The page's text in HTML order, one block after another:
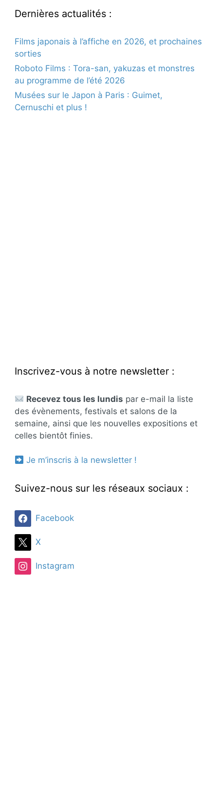
Dernières actualités :
Films japonais à l’affiche en 2026, et prochaines
sorties
Roboto Films : Tora-san, yakuzas et monstres
au programme de l’été 2026
Musées sur le Japon à Paris : Guimet,
Cernuschi et plus !
Inscrivez-vous à notre newsletter :
Recevez tous les lundis par e-mail la liste
des évènements, festivals et salons de la
semaine, ainsi que les nouvelles expositions et
celles bientôt finies.
Je m’inscris à la newsletter !
Suivez-nous sur les réseaux sociaux :
Facebook
X
Instagram